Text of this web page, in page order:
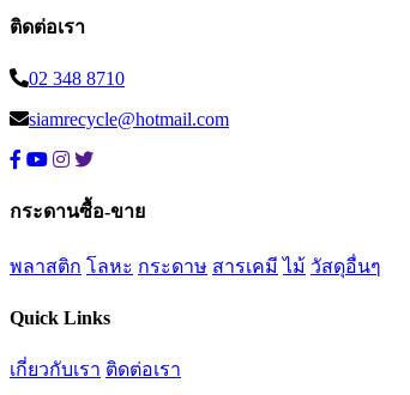
ติดต่อเรา
02 348 8710
siamrecycle@hotmail.com
กระดานซื้อ-ขาย
พลาสติก โลหะ กระดาษ สารเคมี ไม้ วัสดุอื่นๆ
Quick Links
เกี่ยวกับเรา ติดต่อเรา